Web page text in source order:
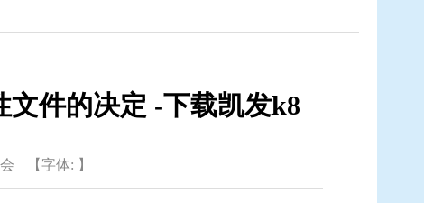
件的决定 -下载凯发k8
【字体: 】